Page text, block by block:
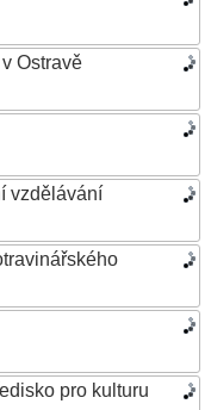
Ostravě
vzdělávání
pro kulturu